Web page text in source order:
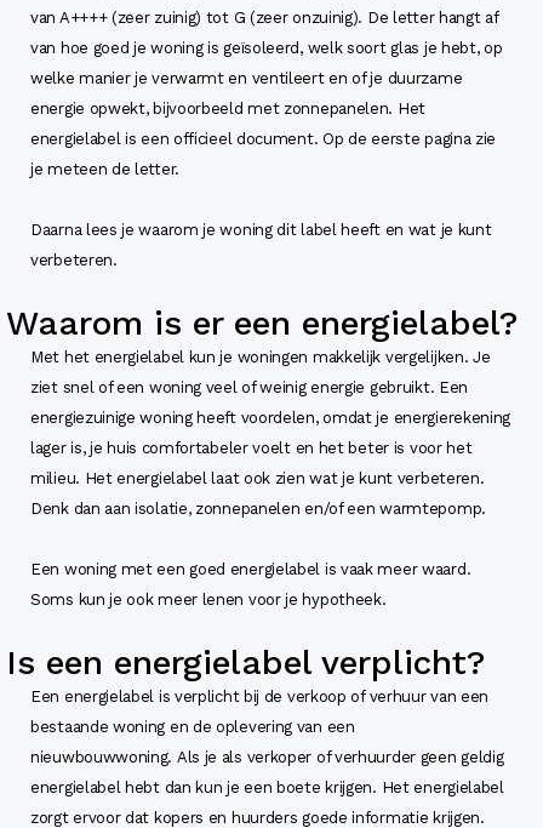
van A++++ (zeer zuinig) tot G (zeer onzuinig). De letter hangt af
van hoe goed je woning is geïsoleerd, welk soort glas je hebt, op
welke manier je verwarmt en ventileert en of je duurzame
energie opwekt, bijvoorbeeld met zonnepanelen. Het
energielabel is een officieel document. Op de eerste pagina zie
je meteen de letter.
Daarna lees je waarom je woning dit label heeft en wat je kunt
verbeteren.
Waarom is er een energielabel?
Met het energielabel kun je woningen makkelijk vergelijken. Je
ziet snel of een woning veel of weinig energie gebruikt. Een
energiezuinige woning heeft voordelen, omdat je energierekening
lager is, je huis comfortabeler voelt en het beter is voor het
milieu. Het energielabel laat ook zien wat je kunt verbeteren.
Denk dan aan isolatie, zonnepanelen en/of een warmtepomp.
Een woning met een goed energielabel is vaak meer waard.
Soms kun je ook meer lenen voor je hypotheek.
Is een energielabel verplicht?
Een energielabel is verplicht bij de verkoop of verhuur van een
bestaande woning en de oplevering van een
nieuwbouwwoning. Als je als verkoper of verhuurder geen geldig
energielabel hebt dan kun je een boete krijgen. Het energielabel
zorgt ervoor dat kopers en huurders goede informatie krijgen.